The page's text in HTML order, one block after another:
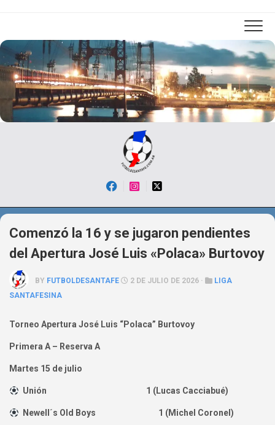
Comenzó la 16 y se jugaron pendientes
del Apertura José Luis «Polaca» Burtovoy
BY FUTBOLDESANTAFE 2 DE JULIO DE 2026 ·
LIGA
SANTAFESINA
Torneo Apertura José Luis “Polaca” Burtovoy
Primera A – Reserva A
Martes 15 de julio
Unión 1 (Lucas Cacciabué)
Newell´s Old Boys 1 (Michel Coronel)